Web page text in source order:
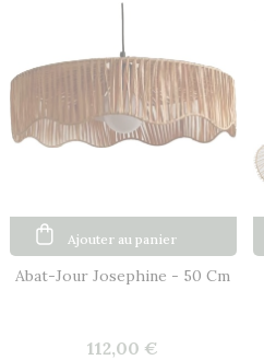
Abat-Jour Josephine - 50 Cm
112,00 €
Ajouter au panier